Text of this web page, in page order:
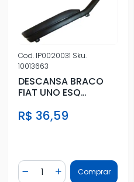
Cod. IP0020031 Sku.
10013663
DESCANSA BRACO
FIAT UNO ESQ
ELETRICO
R$ 36,59
Diminuir Quantidade
Quantidade
Adicionar Quantidade
Comprar